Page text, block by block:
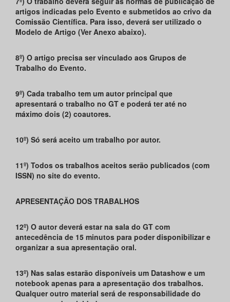
artigos indicadas pelo Evento e submetidos ao crivo da
Comissão Científica. Para isso, deverá ser utilizado o
Modelo de Artigo (Ver Anexo abaixo).
8º) O artigo precisa ser vinculado aos Grupos de
Trabalho do Evento.
9º) Cada trabalho tem um autor principal que
apresentará o trabalho no GT e poderá ter até no
máximo dois (2) coautores.
10º) Só será aceito um trabalho por autor.
11º) Todos os trabalhos aceitos serão publicados (com
ISSN) no site do evento.
APRESENTAÇÃO DOS TRABALHOS
12º) O autor deverá estar na sala do GT com
antecedência de 15 minutos para poder disponibilizar e
organizar a sua apresentação oral.
13º) Nas salas estarão disponíveis um Datashow e um
notebook apenas para a apresentação dos trabalhos.
Qualquer outro material será de responsabilidade do